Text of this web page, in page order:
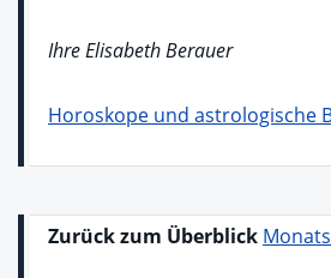
Ihre Elisabeth Berauer
Horoskope und astrologische
Zurück zum Überblick